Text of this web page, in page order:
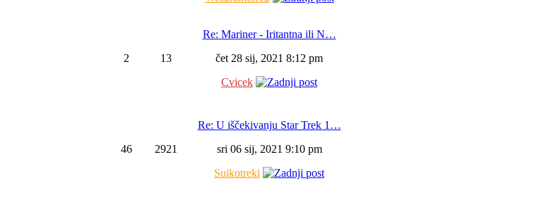
2 13
Re: Mariner - Iritantna ili N…
čet 28 sij, 2021 8:12 pm
Cvicek
46 2921
Re: U iščekivanju Star Trek 1…
sri 06 sij, 2021 9:10 pm
Suikotreki